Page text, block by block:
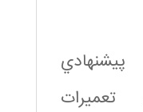
پيشنهادي